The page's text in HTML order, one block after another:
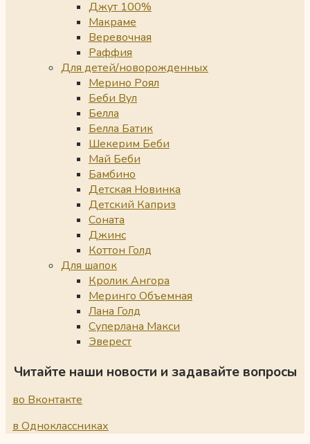
Джут 100%
Макраме
Веревочная
Раффия
Для детей/новорожденных
Мерино Роял
Беби Вул
Белла
Белла Батик
Шекерим Беби
Май Беби
Бамбино
Детская Новинка
Детский Каприз
Соната
Джинс
Коттон Голд
Для шапок
Кролик Ангора
Меринго Объемная
Лана Голд
Суперлана Макси
Эверест
Читайте наши новости и задавайте вопросы
во Вконтакте
в Одноклассниках